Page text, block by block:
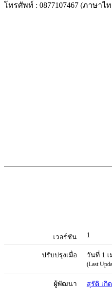
โทรศัพท์ : 0877107467 (ภาษาไ
เวอร์ชัน 1
ปรับปรุงเมื่อ วันที่ 1 เ
(Last
ผู้พัฒนา สุรัติ เกิ